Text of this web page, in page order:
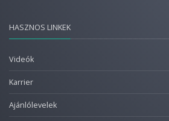
HASZNOS LINKEK
Videók
Karrier
Ajánlólevelek